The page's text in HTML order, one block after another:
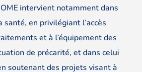
intervient notamment dans
santé, en privilégiant l’accès
et à l’équipement des
de précarité, et dans celui
soutenant des projets visant à